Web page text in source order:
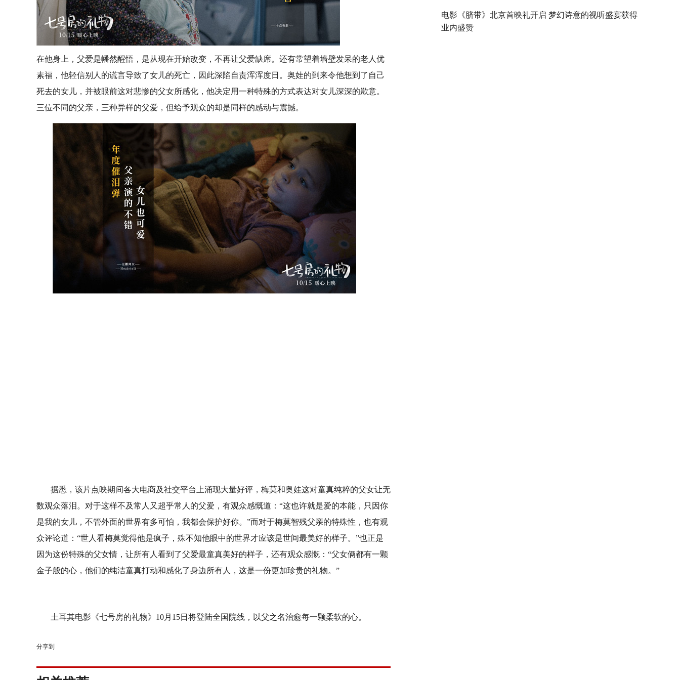
在他身上，父爱是幡然醒悟 ， 是从现在开始改变， 不再让父爱缺席。还有常望着墙壁发呆的老人优
素福，他轻信别人的谎言导致了女儿的死亡，因此深陷自责浑浑度日。奥娃的到来令他想到了自己
死去的女儿，并被眼前这对悲惨的父女所感化，他决定用一种特殊的方式表达对女儿深深的歉意。
三位不同的父亲，三种异样的父爱，但给予观众的却是同样的感动与震撼。
据悉，该片点映期间各大电商及社交平台上涌现大量好评，梅莫和奥娃这对童真纯粹的父女让无
数观众落泪。对于这样不及常人又超乎常人的父爱 ， 有观众感慨道： “这也许就是爱的本能，只因你
是我的女儿，不管外面的世界有多可怕，我都会保护好你。”而对于梅莫智残父亲的特殊性，也有观
众评论道：“世人看梅莫觉得他是疯子，殊不知他眼中的世界才应该是世间最美好的样子。 ”也正是
因为这份特殊的父女情，让所有人看到了父爱最童真美好的样子，还有观众感慨： “父女俩都有一颗
金子般的心，他们的纯洁童真打动和感化了身边所有人 ， 这是一份更加珍贵的礼物。 ”
土耳其电影《七号房的礼物》 10月 1 5日将登陆全国院线，以父之名治愈每一颗柔软的心。
分享到
电影《脐带》北京首映礼开启 梦幻诗意的视听盛宴获得
业内盛赞